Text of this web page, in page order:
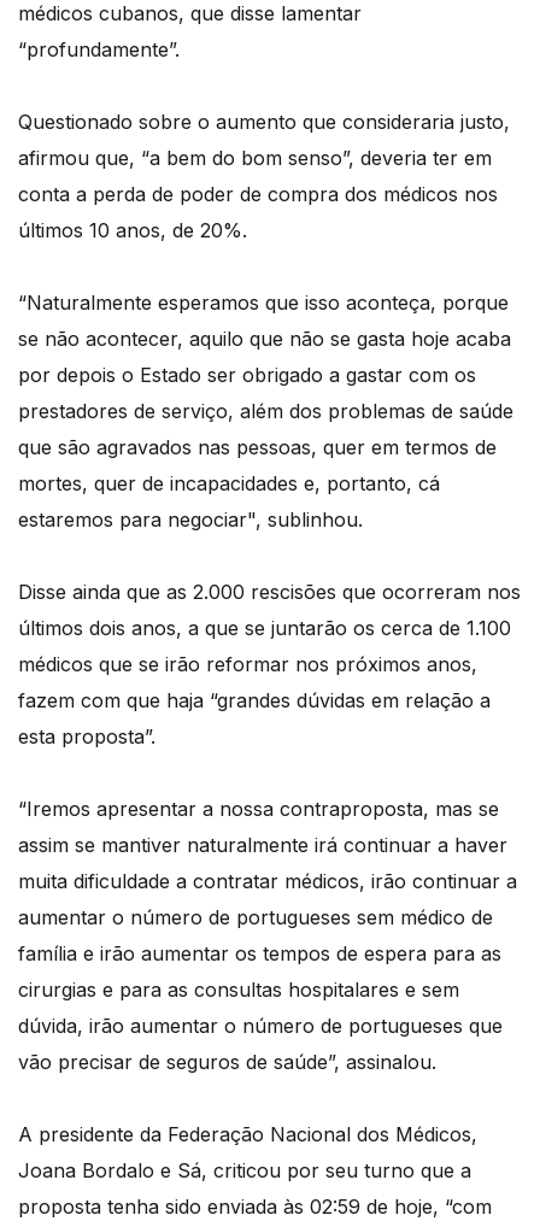
médicos cubanos, que disse lamentar
“profundamente”.
Questionado sobre o aumento que consideraria justo,
afirmou que, “a bem do bom senso”, deveria ter em
conta a perda de poder de compra dos médicos nos
últimos 10 anos, de 20%.
“Naturalmente esperamos que isso aconteça, porque
se não acontecer, aquilo que não se gasta hoje acaba
por depois o Estado ser obrigado a gastar com os
prestadores de serviço, além dos problemas de saúde
que são agravados nas pessoas, quer em termos de
mortes, quer de incapacidades e, portanto, cá
estaremos para negociar", sublinhou.
Disse ainda que as 2.000 rescisões que ocorreram nos
últimos dois anos, a que se juntarão os cerca de 1.100
médicos que se irão reformar nos próximos anos,
fazem com que haja “grandes dúvidas em relação a
esta proposta”.
“Iremos apresentar a nossa contraproposta, mas se
assim se mantiver naturalmente irá continuar a haver
muita dificuldade a contratar médicos, irão continuar a
aumentar o número de portugueses sem médico de
família e irão aumentar os tempos de espera para as
cirurgias e para as consultas hospitalares e sem
dúvida, irão aumentar o número de portugueses que
vão precisar de seguros de saúde”, assinalou.
A presidente da Federação Nacional dos Médicos,
Joana Bordalo e Sá, criticou por seu turno que a
proposta tenha sido enviada às 02:59 de hoje, “com